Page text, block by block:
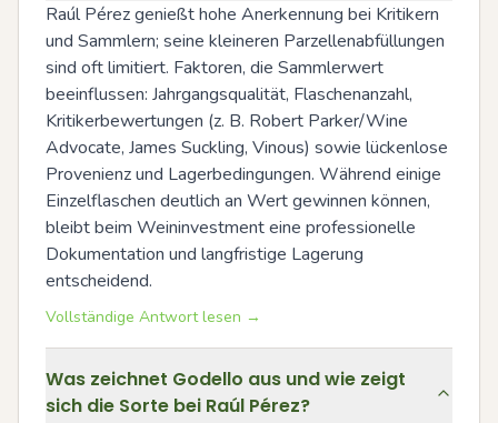
Raúl Pérez genießt hohe Anerkennung bei Kritikern
und Sammlern; seine kleineren Parzellenabfüllungen
sind oft limitiert. Faktoren, die Sammlerwert
beeinflussen: Jahrgangsqualität, Flaschenanzahl,
Kritikerbewertungen (z. B. Robert Parker/Wine
Advocate, James Suckling, Vinous) sowie lückenlose
Provenienz und Lagerbedingungen. Während einige
Einzelflaschen deutlich an Wert gewinnen können,
bleibt beim Weininvestment eine professionelle
Dokumentation und langfristige Lagerung
entscheidend.
Vollständige Antwort lesen →
Was zeichnet Godello aus und wie zeigt
sich die Sorte bei Raúl Pérez?